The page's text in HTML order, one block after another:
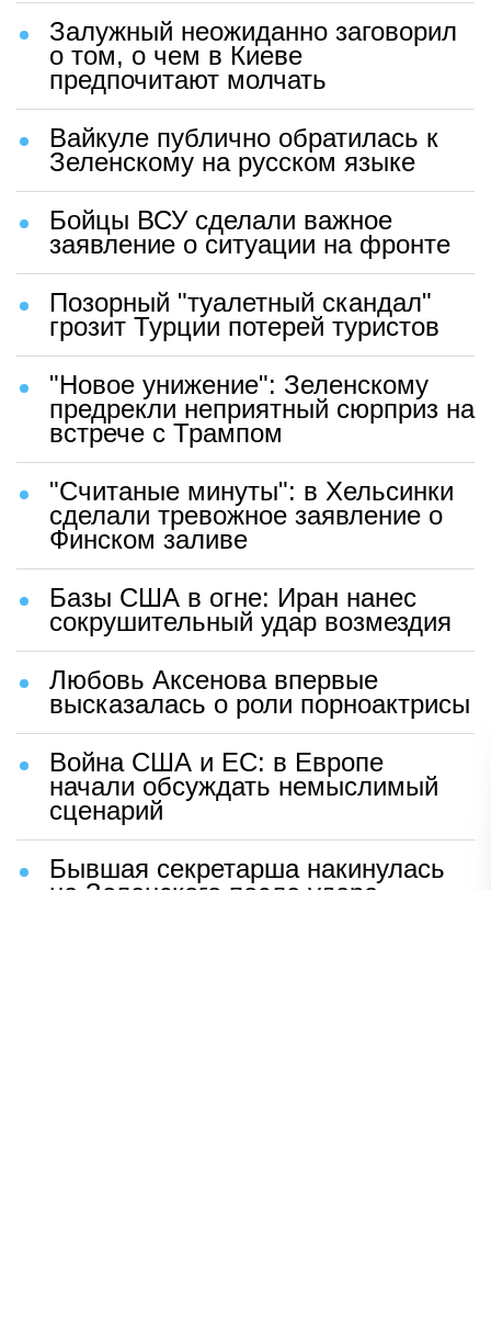
Залужный неожиданно заговорил
о том, о чем в Киеве
предпочитают молчать
Вайкуле публично обратилась к
Зеленскому на русском языке
Бойцы ВСУ сделали важное
заявление о ситуации на фронте
Позорный "туалетный скандал"
грозит Турции потерей туристов
"Новое унижение": Зеленскому
предрекли неприятный сюрприз на
встрече с Трампом
"Считаные минуты": в Хельсинки
сделали тревожное заявление о
Финском заливе
Базы США в огне: Иран нанес
сокрушительный удар возмездия
Любовь Аксенова впервые
высказалась о роли порноактрисы
Война США и ЕС: в Европе
начали обсуждать немыслимый
сценарий
Бывшая секретарша накинулась
на Зеленского после удара